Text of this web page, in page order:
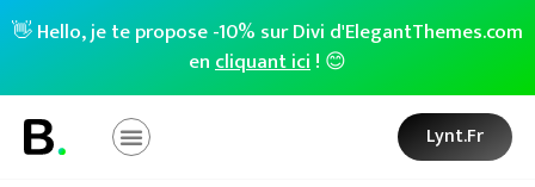
👋 Hello, je te propose -10% sur Divi d'ElegantThemes.com
encliquant ici! 😊
Lynt.fr